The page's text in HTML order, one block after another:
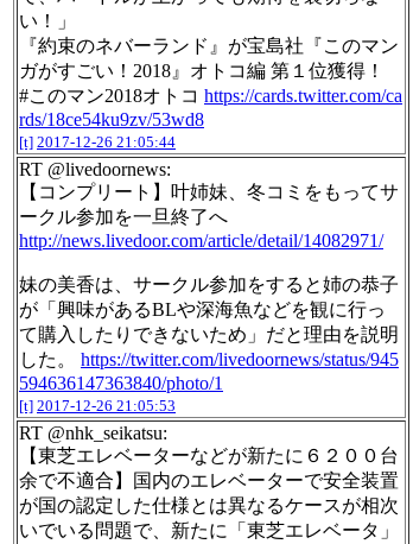
い！」
『約束のネバーランド』が宝島社『このマン
ガがすごい！2018』オトコ編 第１位獲得！
#このマン2018オトコ https://cards.twitter.com/ca
rds/18ce54ku9zv/53wd8
[t] 2017-12-26 21:05:44
RT @livedoornews:
【コンプリート】叶姉妹、冬コミをもってサ
ークル参加を一旦終了へ
http://news.livedoor.com/article/detail/14082971/
妹の美香は、サークル参加をすると姉の恭子
が「興味があるBLや深海魚などを観に行っ
て購入したりできないため」だと理由を説明
した。 https://twitter.com/livedoornews/status/945
594636147363840/photo/1
[t] 2017-12-26 21:05:53
RT @nhk_seikatsu:
【東芝エレベーターなどが新たに６２００台
余で不適合】国内のエレベーターで安全装置
が国の認定した仕様とは異なるケースが相次
いでいる問題で、新たに「東芝エレベータ」